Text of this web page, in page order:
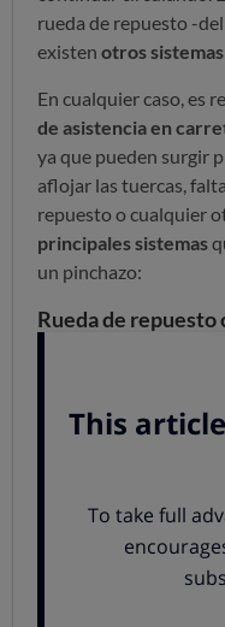
rueda de repuesto -
existen otros
En cualquier caso, es
de asistencia en
ya que pueden surgir
aflojar las tuercas,
repuesto o cualquier
principales sistemas
un pinchazo:
Rueda de
rueda de repuesto
del vehículo. Pero el
con este sistema ha
motivos: una rueda
mucho más dinero al
mucho espacio en el